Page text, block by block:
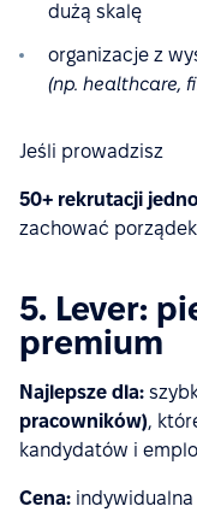
dużą skalę
organizacje z
(np. healthcare,
Jeśli prowadzisz
50+ rekrutacji
zachować
5. Lever:
premium
Najlepsze dla:
pracowników),
kandydatów i
Cena: indywidualna